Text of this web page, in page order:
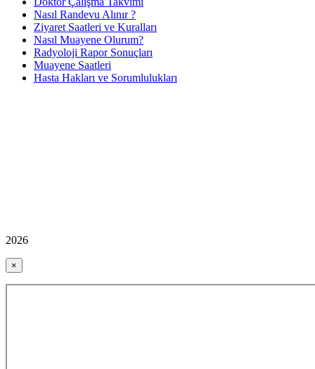
Nasıl Randevu Alınır ?
Ziyaret Saatleri ve Kuralları
Nasıl Muayene Olurum?
Radyoloji Rapor Sonuçları
Muayene Saatleri
Hasta Hakları ve Sorumlulukları
2026
×